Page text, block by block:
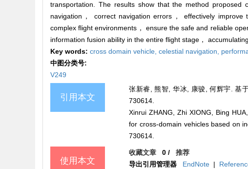
transportation. The results show that the method proposed
navigation， correct navigation errors， effectively
complex flight environments， ensure the safe and reliable
information fusion ability in the entire flight stage，
Key words: cross domain vehicle, celestial navigation,
中图分类号:
V249
引用本文
张新睿, 熊智, 华冰, 康骏, 何辉宇. 基
730614.
Xinrui ZHANG, Zhi XIONG, Bing
for cross-domain vehicles based on
730614.
使用本文
收藏文章 0 /推荐
导出引用管理器
EndNote |